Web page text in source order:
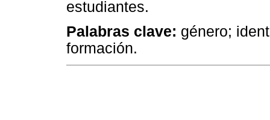
estudiantes.
Palabras clave: género;
formación.